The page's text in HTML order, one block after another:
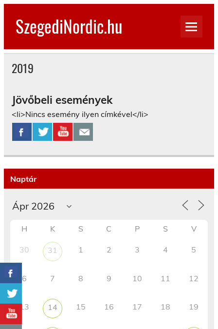
Skip
contentSzegediNordic.hu
2019
Jövőbeli események
<li>Nincs esemény ilyen címkével</li>
Naptár
H K S C P S V
30 31 1 2 3 4 5
6 7 8 9 10 11 12
13 14 15 16 17 18 19